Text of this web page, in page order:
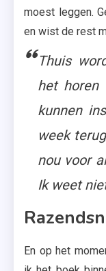
moest leggen.
en wist de rest
Thuis
het horen
kunnen
week
nou voor
Ik weet
En op het